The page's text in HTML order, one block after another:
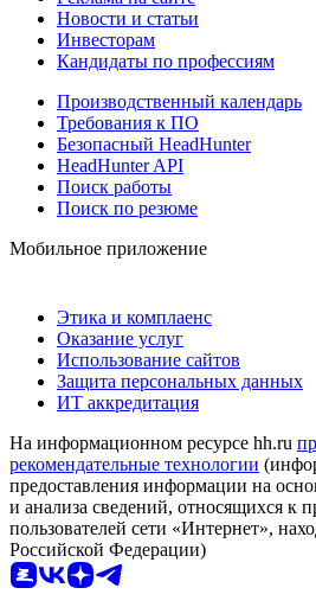
Новости и статьи
Инвесторам
Кандидаты по профессиям
Производственный календарь
Требования к ПО
Безопасный HeadHunter
HeadHunter API
Поиск работы
Поиск по резюме
Мобильное приложение
Этика и комплаенс
Оказание услуг
Использование сайтов
Защита персональных данных
ИТ аккредитация
На информационном ресурсе hh.ru
рекомендательные технологии
предоставления информации на
и анализа сведений, относящихся к
пользователей сети «Интернет»,
Российской Федерации)